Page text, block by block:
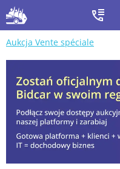
Aukcja Vente spéciale